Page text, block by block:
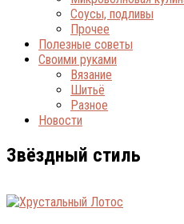
Соусы, подливы
Прочее
Полезные советы
Своими руками
Вязание
Шитьё
Разное
Новости
Звёздный стиль